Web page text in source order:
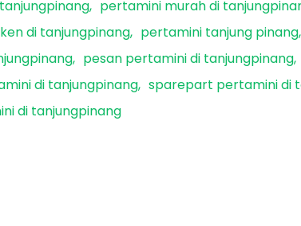
pertamini murah di
di tanjungpinang
pertamini tanjung pinang
pesan pertamini di tanjungpinang
di tanjungpinang sparepart pertamini di
di tanjungpinang